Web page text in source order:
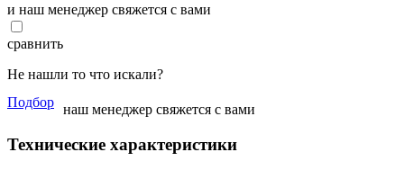
и наш менеджер свяжется с вами
сравнить
Не нашли то что искали?
Подбор наш менеджер свяжется с вами
Технические характеристики